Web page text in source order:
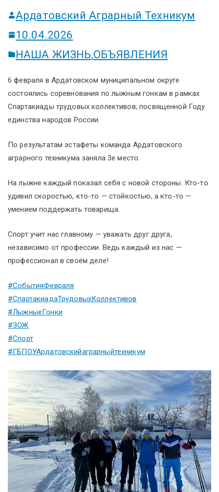
Ардатовский Аграрный Техникум
10.04.2026
НАША ЖИЗНЬ,ОБЪЯВЛЕНИЯ
6 февраля в Ардатовском муниципальном округе
состоялись соревнования по лыжным гонкам в рамках
Спартакиады трудовых коллективов, посвященной Году
единства народов России.
По результатам эстафеты команда Ардатовского
аграрного техникума заняла 3е место.
На лыжне каждый показал себя с новой стороны. Кто-то
удивил скоростью, кто-то — стойкостью, а кто-то —
умением поддержать товарища.
Спорт учит нас главному — уважать друг друга,
независимо от профессии. Ведь каждый из нас —
профессионал в своём деле!
#СобытияФевраля
#СпартакиадаТрудовыхКоллективов
#ЛыжныеГонки
#ЗОЖ
#Спорт
#ГБПОУАрдатовскийаграрныйтехникум